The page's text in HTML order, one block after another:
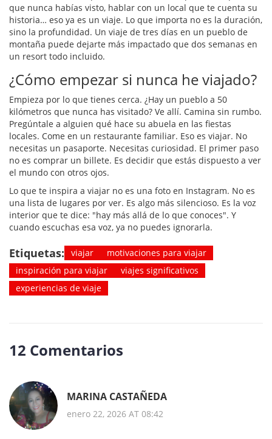
que nunca habías visto, hablar con un local que te cuenta su
historia… eso ya es un viaje. Lo que importa no es la duración,
sino la profundidad. Un viaje de tres días en un pueblo de
montaña puede dejarte más impactado que dos semanas en
un resort todo incluido.
¿Cómo empezar si nunca he viajado?
Empieza por lo que tienes cerca. ¿Hay un pueblo a 50
kilómetros que nunca has visitado? Ve allí. Camina sin rumbo.
Pregúntale a alguien qué hace su abuela en las fiestas
locales. Come en un restaurante familiar. Eso es viajar. No
necesitas un pasaporte. Necesitas curiosidad. El primer paso
no es comprar un billete. Es decidir que estás dispuesto a ver
el mundo con otros ojos.
Lo que te inspira a viajar no es una foto en Instagram. No es
una lista de lugares por ver. Es algo más silencioso. Es la voz
interior que te dice: "hay más allá de lo que conoces". Y
cuando escuchas esa voz, ya no puedes ignorarla.
Etiquetas: viajar
motivaciones para viajar
inspiración para viajar
viajes significativos
experiencias de viaje
12 Comentarios
MARINA CASTAÑEDA
enero 22, 2026 AT 08:42